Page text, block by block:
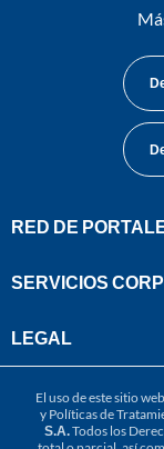
RED DE
SERVICIOS
LEGAL
El uso de este sitio
y Políticas de
S.A.Todos los